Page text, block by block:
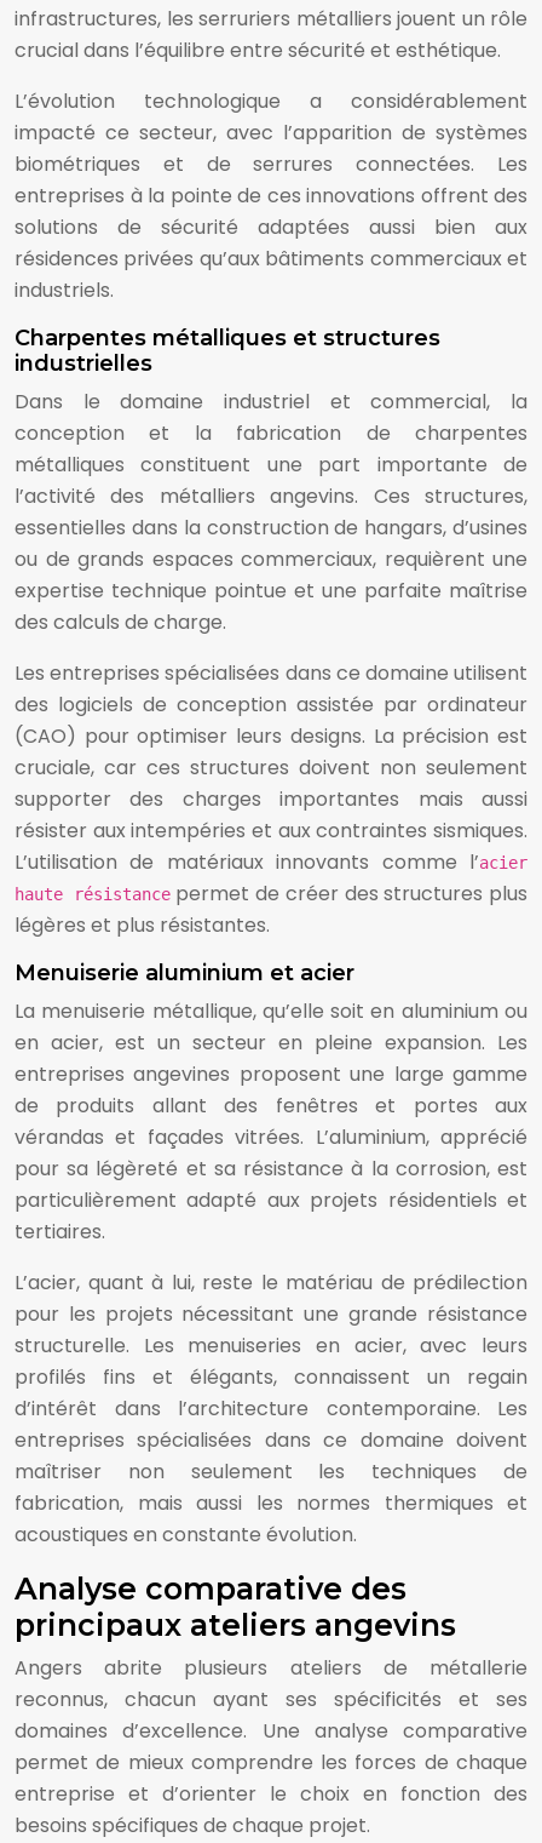
infrastructures, les serruriers métalliers jouent un rôle
crucial dans l’équilibre entre sécurité et esthétique.
L’évolution technologique a considérablement
impacté ce secteur, avec l’apparition de systèmes
biométriques et de serrures connectées. Les
entreprises à la pointe de ces innovations offrent des
solutions de sécurité adaptées aussi bien aux
résidences privées qu’aux bâtiments commerciaux et
industriels.
Charpentes métalliques et structures
industrielles
Dans le domaine industriel et commercial, la
conception et la fabrication de charpentes
métalliques constituent une part importante de
l’activité des métalliers angevins. Ces structures,
essentielles dans la construction de hangars, d’usines
ou de grands espaces commerciaux, requièrent une
expertise technique pointue et une parfaite maîtrise
des calculs de charge.
Les entreprises spécialisées dans ce domaine utilisent
des logiciels de conception assistée par ordinateur
(CAO) pour optimiser leurs designs. La précision est
cruciale, car ces structures doivent non seulement
supporter des charges importantes mais aussi
résister aux intempéries et aux contraintes sismiques.
L’utilisation de matériaux innovants comme l’acier
haute résistancepermet de créer des structures plus
légères et plus résistantes.
Menuiserie aluminium et acier
La menuiserie métallique, qu’elle soit en aluminium ou
en acier, est un secteur en pleine expansion. Les
entreprises angevines proposent une large gamme
de produits allant des fenêtres et portes aux
vérandas et façades vitrées. L’aluminium, apprécié
pour sa légèreté et sa résistance à la corrosion, est
particulièrement adapté aux projets résidentiels et
tertiaires.
L’acier, quant à lui, reste le matériau de prédilection
pour les projets nécessitant une grande résistance
structurelle. Les menuiseries en acier, avec leurs
profilés fins et élégants, connaissent un regain
d’intérêt dans l’architecture contemporaine. Les
entreprises spécialisées dans ce domaine doivent
maîtriser non seulement les techniques de
fabrication, mais aussi les normes thermiques et
acoustiques en constante évolution.
Analyse comparative des
principaux ateliers angevins
Angers abrite plusieurs ateliers de métallerie
reconnus, chacun ayant ses spécificités et ses
domaines d’excellence. Une analyse comparative
permet de mieux comprendre les forces de chaque
entreprise et d’orienter le choix en fonction des
besoins spécifiques de chaque projet.